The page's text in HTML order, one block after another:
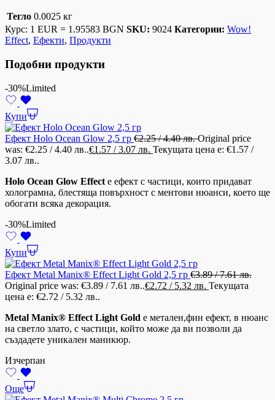
Тегло 0.0025 кг
Курс: 1 EUR = 1.95583 BGN SKU: 9024 Категории: Wow!
Effect, Ефекти, Продукти
Подобни продукти
-30%Limited
Купи
Ефект Holo Ocean Glow 2,5 гр €2.25/ 4.40 лв.Original price
was: €2.25 / 4.40 лв..€1.57 / 3.07 лв. Текущата цена е: €1.57 /
3.07 лв..
Holo Ocean Glow Effect е ефект с частици, които придават
холограмна, блестяща повърхност с ментови нюанси, което ще
обогати всяка декорация.
-30%Limited
Купи
Ефект Metal Manix® Effect Light Gold 2,5 гр €3.89/ 7.61 лв.
Original price was: €3.89 / 7.61 лв..€2.72 / 5.32 лв. Текущата
цена е: €2.72 / 5.32 лв..
Metal Manix® Effect Light Gold е метален,фин ефект, в нюанс
на светло злато, с частици, който може да ви позволи да
създадете уникален маникюр.
Изчерпан
Още